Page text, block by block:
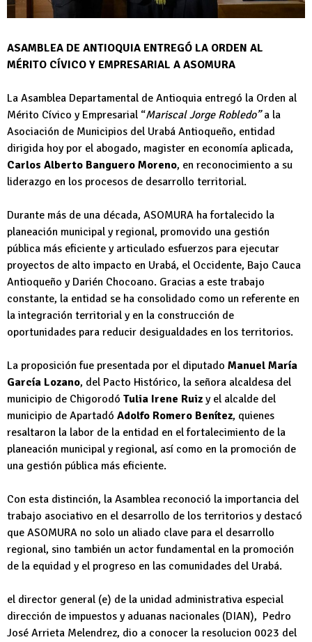
ASAMBLEA DE ANTIOQUIA ENTREGÓ LA ORDEN AL
MÉRITO CÍVICO Y EMPRESARIAL A ASOMURA
La Asamblea Departamental de Antioquia entregó la Orden al
Mérito Cívico y Empresarial “Mariscal Jorge Robledo”a la
Asociación de Municipios del Urabá Antioqueño, entidad
dirigida hoy por el abogado, magister en economía aplicada,
Carlos Alberto Banguero Moreno, en reconocimiento a su
liderazgo en los procesos de desarrollo territorial.
Durante más de una década, ASOMURA ha fortalecido la
planeación municipal y regional, promovido una gestión
pública más eficiente y articulado esfuerzos para ejecutar
proyectos de alto impacto en Urabá, el Occidente, Bajo Cauca
Antioqueño y Darién Chocoano. Gracias a este trabajo
constante, la entidad se ha consolidado como un referente en
la integración territorial y en la construcción de
oportunidades para reducir desigualdades en los territorios.
La proposición fue presentada por el diputado Manuel María
García Lozano, del Pacto Histórico, la señora alcaldesa del
municipio de Chigorodó Tulia Irene Ruiz y el alcalde del
municipio de Apartadó Adolfo Romero Benítez, quienes
resaltaron la labor de la entidad en el fortalecimiento de la
planeación municipal y regional, así como en la promoción de
una gestión pública más eficiente.
Con esta distinción, la Asamblea reconoció la importancia del
trabajo asociativo en el desarrollo de los territorios y destacó
que ASOMURA no solo un aliado clave para el desarrollo
regional, sino también un actor fundamental en la promoción
de la equidad y el progreso en las comunidades del Urabá.
el director general (e) de la unidad administrativa especial
dirección de impuestos y aduanas nacionales (DIAN), Pedro
José Arrieta Melendrez, dio a conocer la resolucion 0023 del